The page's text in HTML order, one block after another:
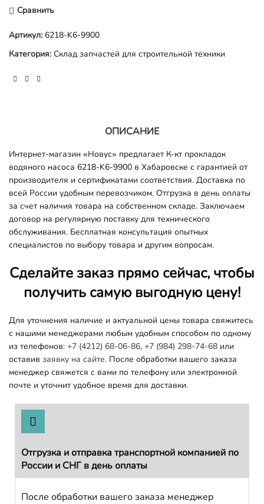
Сравнить
Артикул: 6218-K6-9900
Категория: Склад запчастей для строительной техники
ОПИСАНИЕ
Интернет-магазин «Новус» предлагает К-кт прокладок
водяного насоса 6218-K6-9900 в Хабаровске с гарантией от
производителя и сертификатами соответствия. Доставка по
всей России удобным перевозчиком. Отгрузка в день оплаты
за счет наличия товара на собственном складе. Заключаем
договор на регулярную поставку для технического
обслуживания. Бесплатная консультация опытных
специалистов по выбору товара и другим вопросам.
Сделайте заказ прямо сейчас, чтобы
получить самую выгодную цену!
Для уточнения наличие и актуальной цены товара свяжитесь
с нашими менеджерами любым удобным способом по одному
из телефонов: +7 (4212) 68-06-86, +7 (984) 298-74-68 или
оставив заявку на сайте. После обработки вашего заказа
менеджер свяжется с вами по телефону или электронной
почте и уточнит удобное время для доставки.
Отгрузка и отправка транспортной компанией по
России и СНГ в день оплаты
После обработки вашего заказа менеджер